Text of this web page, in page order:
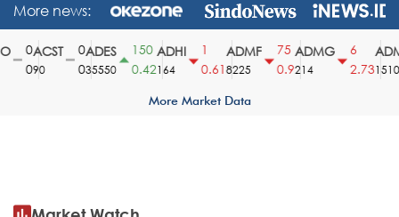
More news:
ACST
90
ADES
35550
150
0.42
ADHI
164
0.61
ADMF
8225
75
0.9
ADMG
214
2.73
ADMR
1510
More Market Data